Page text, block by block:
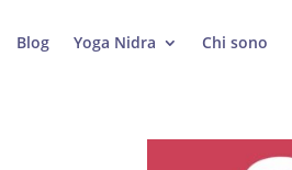
Blog Yoga Nidra Chi sono